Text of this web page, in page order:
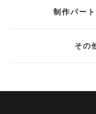
制作パー
その